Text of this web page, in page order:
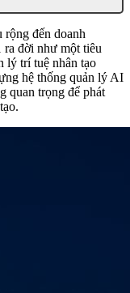
rộng đến doanh
đời như một tiêu
lý trí tuệ nhân tạo
hệ thống quản lý AI
quan trọng để phát